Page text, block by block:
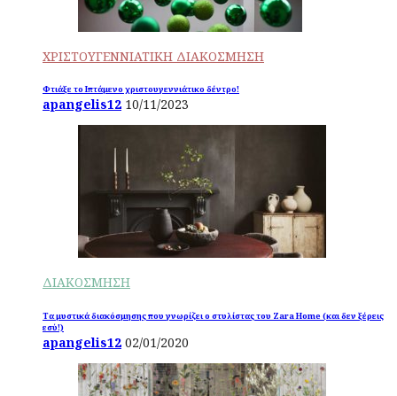
ΧΡΙΣΤΟΥΓΕΝΝΙΑΤΙΚΗ ΔΙΑΚΟΣΜΗΣΗ
Φτιάξε το Ιπτάμενο χριστουγεννιάτικο δέντρο!
apangelis12 10/11/2023
ΔΙΑΚΟΣΜΗΣΗ
Τα μυστικά διακόσμησης που γνωρίζει ο στυλίστας του Zara Home (και δεν ξέρεις
εσύ!)
apangelis12 02/01/2020